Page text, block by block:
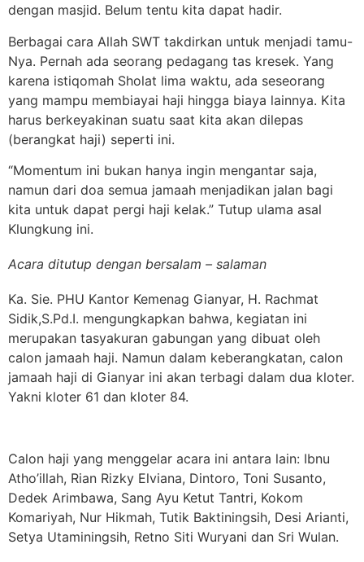
dengan masjid. Belum tentu kita dapat hadir.
Berbagai cara Allah SWT takdirkan untuk menjadi tamu-
Nya. Pernah ada seorang pedagang tas kresek. Yang
karena istiqomah Sholat lima waktu, ada seseorang
yang mampu membiayai haji hingga biaya lainnya. Kita
harus berkeyakinan suatu saat kita akan dilepas
(berangkat haji) seperti ini.
“Momentum ini bukan hanya ingin mengantar saja,
namun dari doa semua jamaah menjadikan jalan bagi
kita untuk dapat pergi haji kelak.” Tutup ulama asal
Klungkung ini.
Acara ditutup dengan bersalam – salaman
Ka. Sie. PHU Kantor Kemenag Gianyar, H. Rachmat
Sidik,S.Pd.I. mengungkapkan bahwa, kegiatan ini
merupakan tasyakuran gabungan yang dibuat oleh
calon jamaah haji. Namun dalam keberangkatan, calon
jamaah haji di Gianyar ini akan terbagi dalam dua kloter.
Yakni kloter 61 dan kloter 84.
Calon haji yang menggelar acara ini antara lain: Ibnu
Atho’illah, Rian Rizky Elviana, Dintoro, Toni Susanto,
Dedek Arimbawa, Sang Ayu Ketut Tantri, Kokom
Komariyah, Nur Hikmah, Tutik Baktiningsih, Desi Arianti,
Setya Utaminingsih, Retno Siti Wuryani dan Sri Wulan.